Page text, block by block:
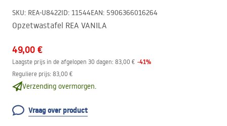
SKU: REA-U8422ID: 11544EAN: 5906366016264
Opzetwastafel REA VANILA
49,00 €
Laagste prijs in de afgelopen 30 dagen: 83,00 € -41%
Reguliere prijs: 83,00 €
Verzending overmorgen.
Vraag over product